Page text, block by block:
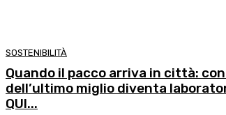
SOSTENIBILITÀ
Quando il pacco arriva in città:
dell’ultimo miglio diventa
QUI...